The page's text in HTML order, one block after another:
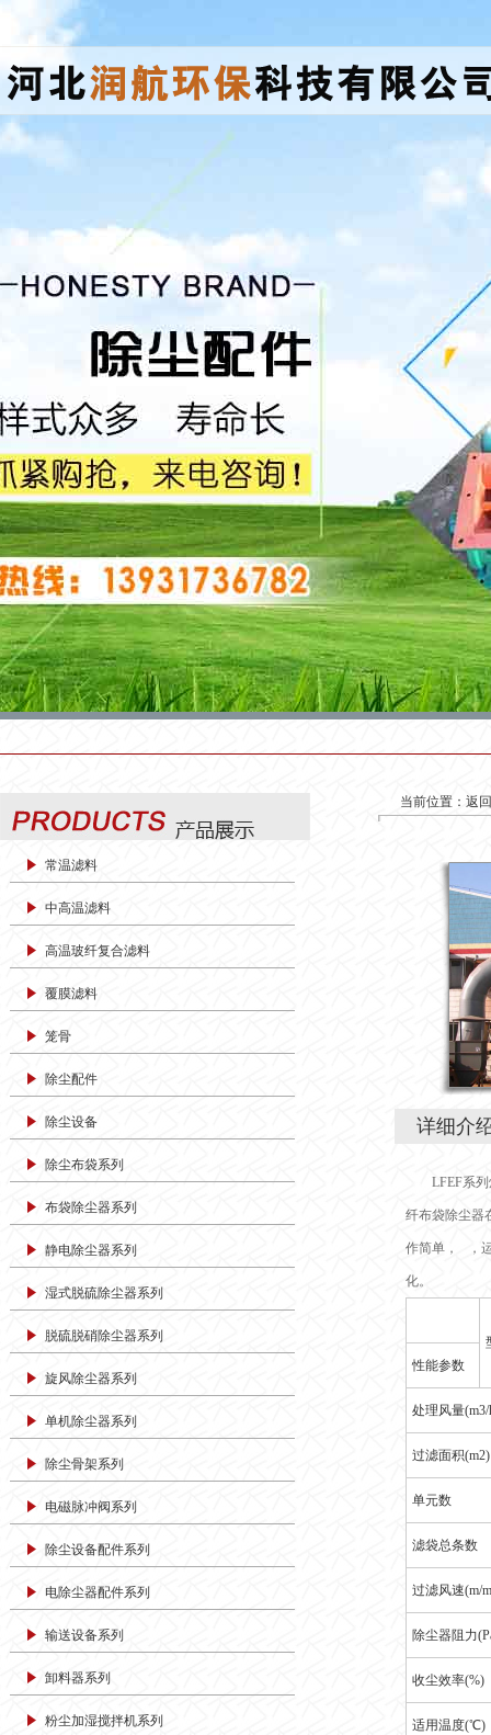
常温滤料
中高温滤料
高温玻纤复合滤料
覆膜滤料
笼骨
除尘配件
除尘设备
除尘布袋系列
布袋除尘器系列
静电除尘器系列
湿式脱硫除尘器系列
脱硫脱硝除尘器系列
旋风除尘器系列
单机除尘器系列
除尘骨架系列
电磁脉冲阀系列
除尘设备配件系列
电除尘器配件系列
输送设备系列
卸料器系列
粉尘加湿搅拌机系列
当前位置： 返
详细介
LFEF系
纤布袋除尘器
作简单， ，
化。
性能参数
处理风量(m3/
过滤面积(m2)
单元数
滤袋总条数
过滤风速(m/
除尘器阻力
收尘效率(%)
适用温度(℃)